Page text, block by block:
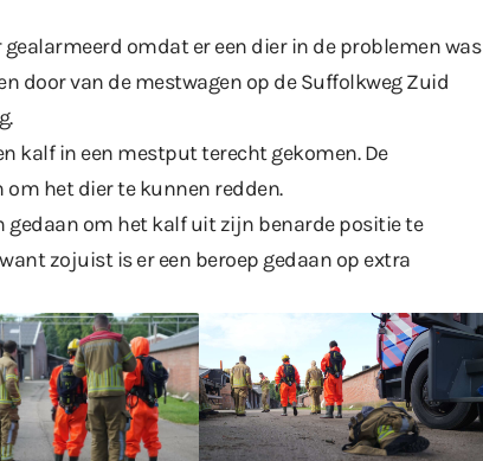
omdat er een dier in de problemen was
door van de mestwagen op de Suffolkweg Zuid
kalf in een mestput terecht gekomen. De
het dier te kunnen redden.
gedaan om het kalf uit zijn benarde positie te
zojuist is er een beroep gedaan op extra